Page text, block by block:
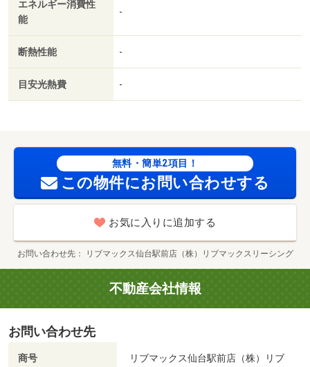
キー／全居室フローリング／仲手０．５５ヶ月／駅まで平
坦／ネット使用料不要／２４時間換気システム／複層ガラ
ス／洗面所にドア／室内物干機／ＩＴ重説 対応物件／Ｌ
ＧＢＴフレンドリー／初期費用カード決済可／巡回管理／
ローソン 仙台郡山七丁目店（コンビニ）まで７０ｍ／ツ
協 太子堂店（スーパー）まで３１２ｍ／ヨークベニマ
ル 太子堂店（スーパー）まで４２８ｍ／太子堂（その
他）まで５００ｍ/賃貸戸数:22戸
エネルギー消費性
能
-
断熱性能 -
目安光熱費 -
無料・簡単2項目！
この物件にお問い合わせする
お気に入りに追加する
お問い合わせ先 リブマックス仙台駅前店（株）リブマックスリーシング
不動産会社情報
お問い合わせ先
商号
リブマックス仙台駅前店（株）リブ